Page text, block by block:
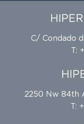
C/ Condado
T:
2250 Nw 84th
T: